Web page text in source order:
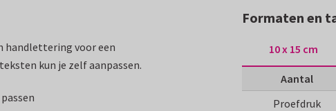
handlettering voor een
kun je zelf aanpassen.
Formaten en
10 x 15 cm
Aantal
Proefdruk